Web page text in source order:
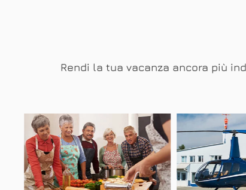
Rendi la tua vacanza ancora più